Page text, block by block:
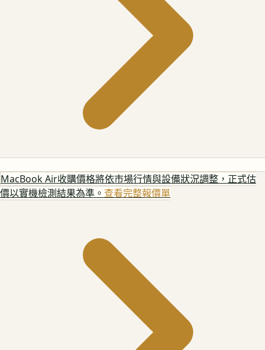
MacBook Air收購價格將依市場行情與設備狀況調整，正式估
價以實機檢測結果為準。 查看完整報價單